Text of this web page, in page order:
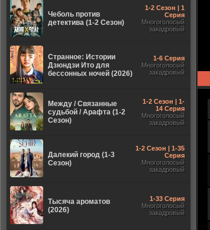
Чеболь против
детектива (1-2 Сезон)
1-2 Сезон | 1
Серия
Многоголосый
закадровый
Странное: Истории
Дзюндзи Ито для
бессонных ночей (2026)
1-6 Серия
Многоголосый
закадровый
Между / Связанные
судьбой / Арафта (1-2
Сезон)
1-2 Сезон | 1-
14 Серия
Многоголосый
закадровый
Далекий город (1-3
Сезон)
1-2 Сезон | 1-35
Серия
Многоголосый
закадровый
Тысяча ароматов
(2026)
1-33 Серия
Многоголосый
закадровый